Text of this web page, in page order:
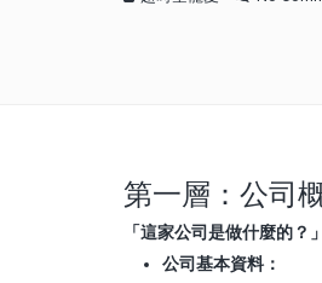
第一層：公司
「這家公司是做什麼的
公司基本資料：